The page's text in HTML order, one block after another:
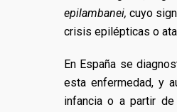
epilambanei,cuyo
crisis epilépticas o
En España se
esta enfermedad, y
infancia o a partir